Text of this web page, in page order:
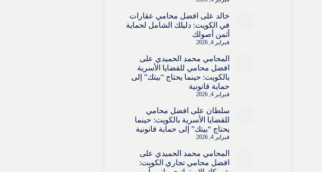
خالد على افضل محامي عقارات
في الكويت: دليلك الشامل لحماية
أثمن أصولك
فبراير 4, 2026
المحامي محمد الحميدي على
افضل محامي للقضايا الأسرية
بالكويت: حينما يحتاج “بيتك” إلى
حماية قانونية
فبراير 4, 2026
سلطان على افضل محامي
للقضايا الأسرية بالكويت: حينما
يحتاج “بيتك” إلى حماية قانونية
فبراير 4, 2026
المحامي محمد الحميدي على
افضل محامي تجاري الكويت: